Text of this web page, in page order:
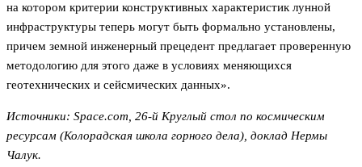
на котором критерии конструктивных характеристик лунной
инфраструктуры теперь могут быть формально установлены,
причем земной инженерный прецедент предлагает проверенную
методологию для этого даже в условиях меняющихся
геотехнических и сейсмических данных».
Источники: Space.com 26-й Круглый стол по космическим
ресурсам (Колорадская школа горного дела), доклад Нермы
Чалук.